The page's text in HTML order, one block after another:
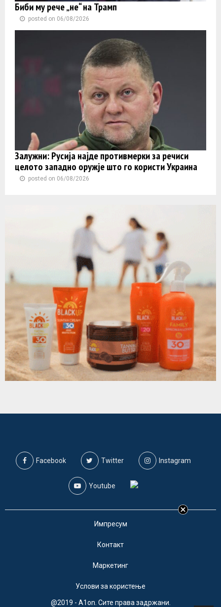
Биби му рече „не“ на Трамп
posted on 06/08/2026
Залужни: Русија најде противмерки за речиси
целото западно оружје што го користи Украина
posted on 06/08/2026
Facebook Twitter Instagram
Youtube
Импресум
Контакт
Маркетинг
Услови за користење
@2019 - A1on. Сите права задржани.